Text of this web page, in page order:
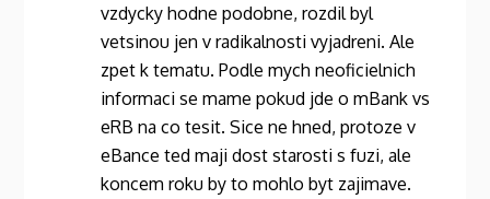
vzdycky hodne podobne, rozdil byl
vetsinou jen v radikalnosti vyjadreni. Ale
zpet k tematu. Podle mych neoficielnich
informaci se mame pokud jde o mBank vs
eRB na co tesit. Sice ne hned, protoze v
eBance ted maji dost starosti s fuzi, ale
koncem roku by to mohlo byt zajimave.